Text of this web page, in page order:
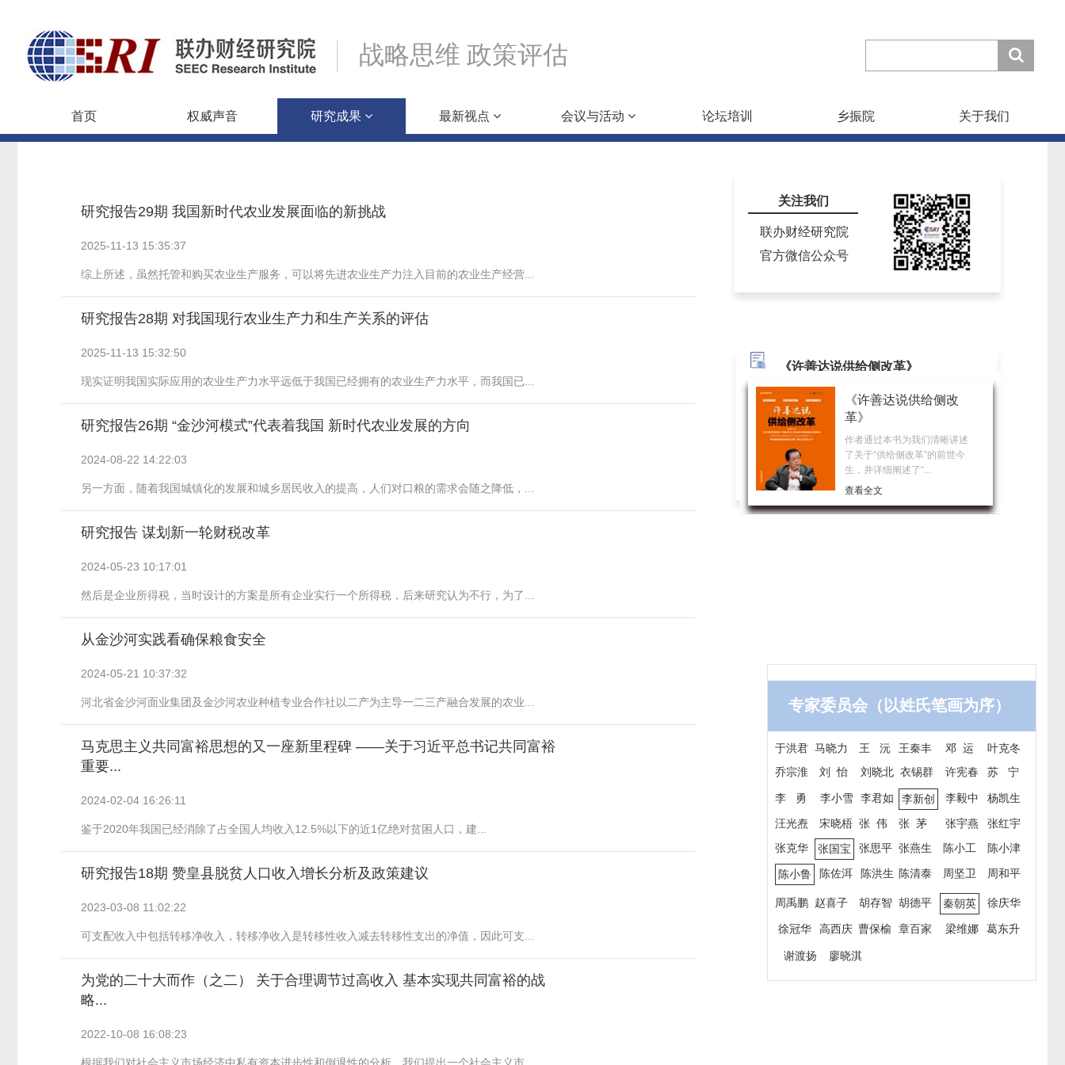
战略思维 政策评估
首页 权威声音 研究成果 最新视点 会议与活动 论坛培训 乡振院 关于我们
研究报告29期 我国新时代农业发展面临的新挑战
2025-11-13 15:35:37
综上所述，虽然托管和购买农业生产服务，可以将先进农业生产力注入目前的农业生产经营...
研究报告28期 对我国现行农业生产力和生产关系的评估
2025-11-13 15:32:50
现实证明我国实际应用的农业生产力水平远低于我国已经拥有的农业生产力水平，而我国已...
研究报告26期 “金沙河模式”代表着我国 新时代农业发展的方向
2024-08-22 14:22:03
另一方面，随着我国城镇化的发展和城乡居民收入的提高，人们对口粮的需求会随之降低，...
研究报告 谋划新一轮财税改革
2024-05-23 10:17:01
然后是企业所得税，当时设计的方案是所有企业实行一个所得税，后来研究认为不行，为了...
从金沙河实践看确保粮食安全
2024-05-21 10:37:32
河北省金沙河面业集团及金沙河农业种植专业合作社以二产为主导一二三产融合发展的农业...
马克思主义共同富裕思想的又一座新里程碑 ——关于习近平总书记共同富裕
重要...
2024-02-04 16:26:11
鉴于2020年我国已经消除了占全国人均收入12.5%以下的近1亿绝对贫困人口，建...
研究报告18期 赞皇县脱贫人口收入增长分析及政策建议
2023-03-08 11:02:22
可支配收入中包括转移净收入，转移净收入是转移性收入减去转移性支出的净值，因此可支...
为党的二十大而作（之二） 关于合理调节过高收入 基本实现共同富裕的战
略...
2022-10-08 16:08:23
联办财经研究院
官方微信公众号
关注我们
《许善达说供给侧改革》
《许善达说供给侧改
革》
作者通过本书为我们清晰讲述
了关于“供给侧改革”的前世今
生，并详细阐述了“...
查看全文
专家委员会（以姓氏笔画为序）
王 沅
邓 运
衣锡群
赵喜子
杨凯生
陈小津
陈佐洱
李君如
张克华 张燕生
张宇燕
谢渡扬
苏 宁
马晓力
于洪君 王秦丰
叶克冬
刘晓北
乔宗淮
张国宝
张红宇
宋晓梧
李毅中
李 勇
许宪春
张 茅
张思平 陈小工
陈清泰
汪光焘
周坚卫
秦朝英
徐冠华
徐庆华
胡存智
周禹鹏
周和平
曹保榆 梁维娜 葛东升
廖晓淇
李小雪 李新创
刘 怡
张 伟
陈小鲁 陈洪生
胡德平
高西庆 章百家